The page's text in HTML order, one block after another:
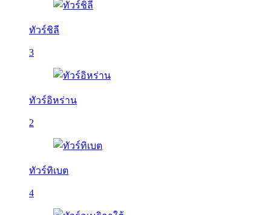
ทัวร์ชิลี
3
ทัวร์อิหร่าน
2
ทัวร์ทิเบต
4